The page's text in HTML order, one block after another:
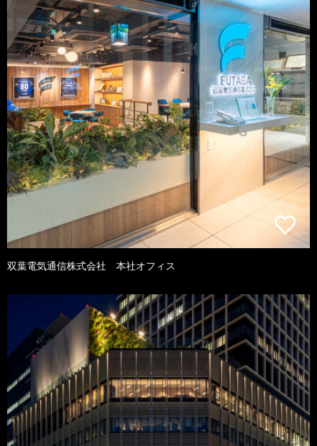
双葉電気通信株式会社 本社オフィス